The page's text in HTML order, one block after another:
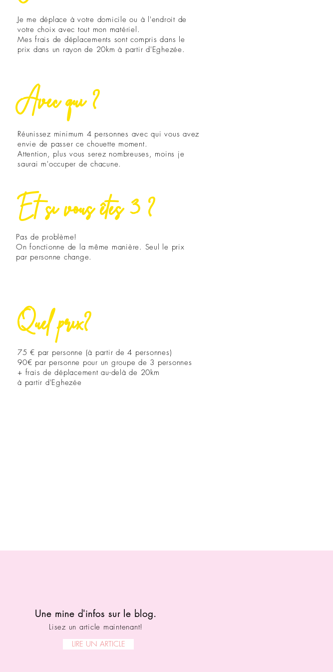
Je me déplace à votre domicile ou à l'endroit de
votre choix avec tout mon matériel.
Mes frais de déplacements sont compris dans le
prix dans un rayon de 20km à partir d'Eghezée.
Avec qui ?
Réunissez minimum 4 personnes avec qui vous avez
envie de passer ce chouette moment.
Attention, plus vous serez nombreuses, moins je
saurai m'occuper de chacune.
Et si vous êtes 3 ?
Pas de problème!
On fonctionne de la même manière. Seul le prix
par personne change.
Quel prix?
75 € par personne (à partir de 4 personnes)
90€ par personne pour un groupe de 3 personnes
+ frais de déplacement au-delà de 20km
à partir d'Eghezée
Une mine d'infos sur le blog.
Lisez un article maintenant!
LIRE UN ARTICLE